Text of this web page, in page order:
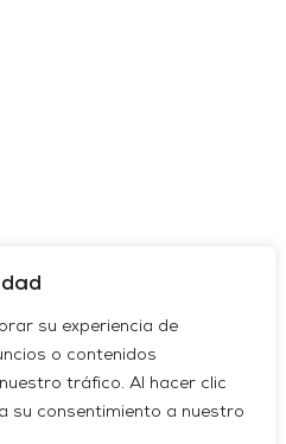
su experiencia de
o contenidos
tráfico. Al hacer clic
su consentimiento a nuestro